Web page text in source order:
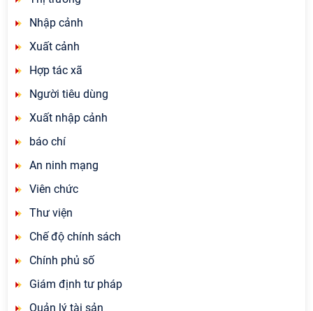
Nhập cảnh
Xuất cảnh
Hợp tác xã
Người tiêu dùng
Xuất nhập cảnh
báo chí
An ninh mạng
Viên chức
Thư viện
Chế độ chính sách
Chính phủ số
Giám định tư pháp
Quản lý tài sản